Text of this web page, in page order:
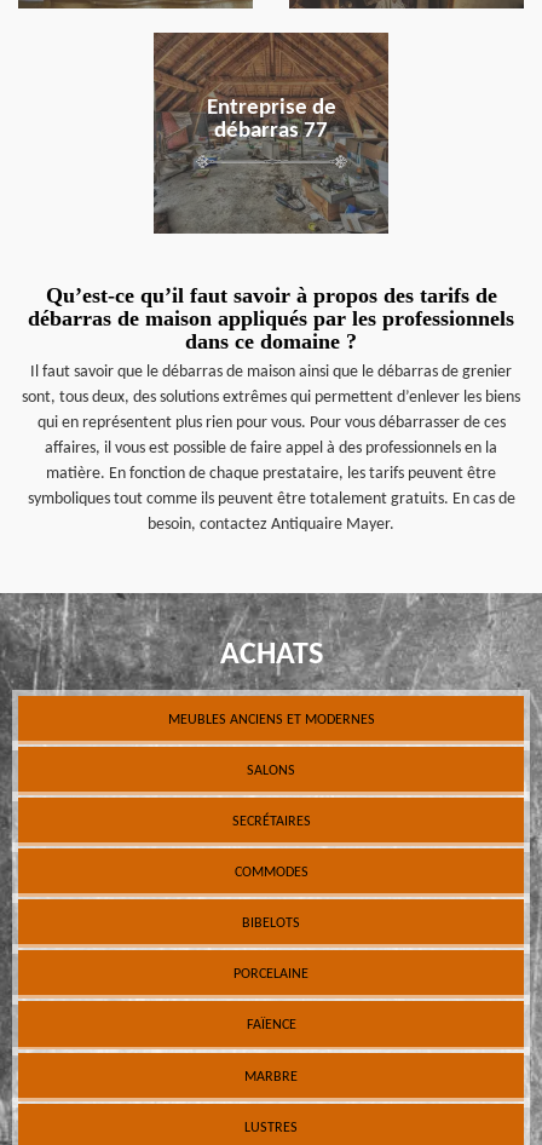
Entreprise de
débarras 77
en savoir plus
Qu’est-ce qu’il faut savoir à propos des tarifs de
débarras de maison appliqués par les professionnels
dans ce domaine ?
Il faut savoir que le débarras de maison ainsi que le débarras de grenier
sont, tous deux, des solutions extrêmes qui permettent d’enlever les biens
qui en représentent plus rien pour vous. Pour vous débarrasser de ces
affaires, il vous est possible de faire appel à des professionnels en la
matière. En fonction de chaque prestataire, les tarifs peuvent être
symboliques tout comme ils peuvent être totalement gratuits. En cas de
besoin, contactez Antiquaire Mayer.
ACHATS
MEUBLES ANCIENS ET MODERNES
SALONS
SECRÉTAIRES
COMMODES
BIBELOTS
PORCELAINE
FAÏENCE
MARBRE
LUSTRES